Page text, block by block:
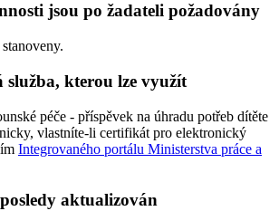
jsou po žadateli požadovány
služba, kterou lze využít
péče - příspěvek na úhradu potřeb dítěte
vlastníte-li certifikát pro elektronický
Integrovaného portálu Ministerstva práce a
aktualizován